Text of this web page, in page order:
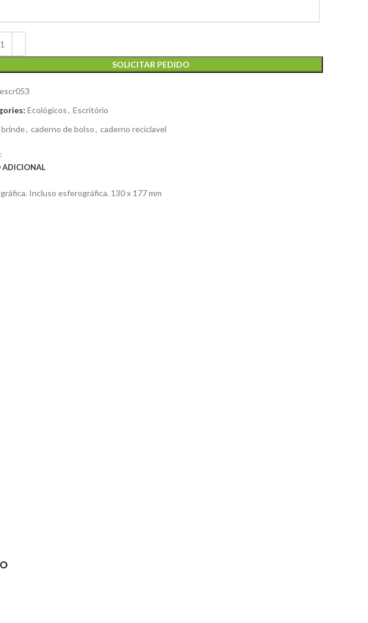
SOLICITAR PEDIDO
escr053
Ecológicos, Escritório
brinde, caderno de bolso, caderno reciclavel
ADICIONAL
Incluso esferográfica. 130 x 177 mm